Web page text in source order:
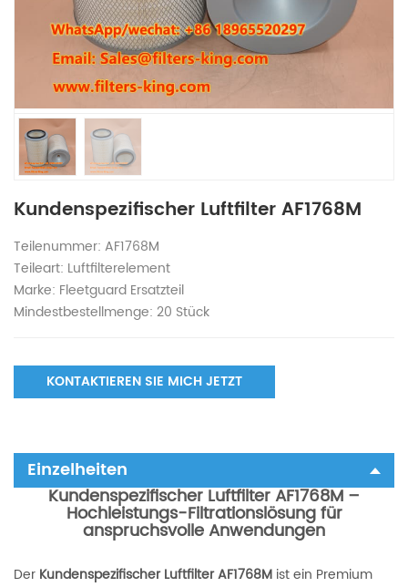
Kundenspezifischer Luftfilter AF1768M
Teilenummer: AF1768M
Teileart: Luftfilterelement
Marke: Fleetguard Ersatzteil
Mindestbestellmenge: 20 Stück
KONTAKTIEREN SIE MICH JETZT
Einzelheiten
Kundenspezifischer Luftfilter AF1768M –
Hochleistungs-Filtrationslösung für
anspruchsvolle Anwendungen
Der Kundenspezifischer Luftfilter AF1768M ist ein Premium